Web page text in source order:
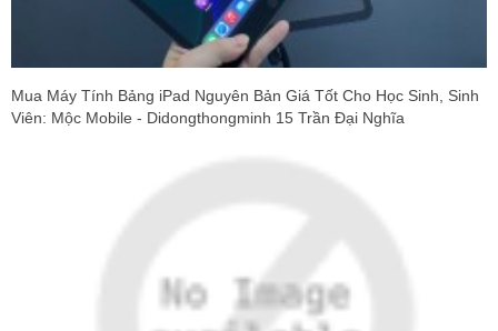
Mua Máy Tính Bảng iPad Nguyên Bản Giá Tốt Cho Học Sinh, Sinh
Viên: Mộc Mobile - Didongthongminh 15 Trần Đại Nghĩa